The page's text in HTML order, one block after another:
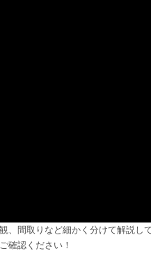
、間取りなど細かく分けて解説し
確認ください！